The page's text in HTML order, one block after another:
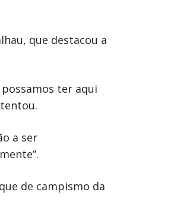
que destacou a
ter aqui
a ser
de campismo da